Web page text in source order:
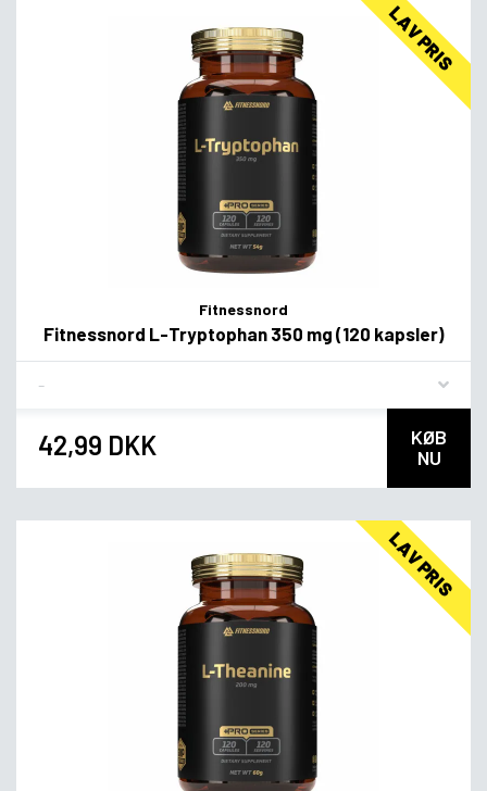
LAV PRIS
Fitnessnord
Fitnessnord L-Tryptophan 350 mg (120 kapsler)
42,99 DKK
KØB
NU
LAV PRIS